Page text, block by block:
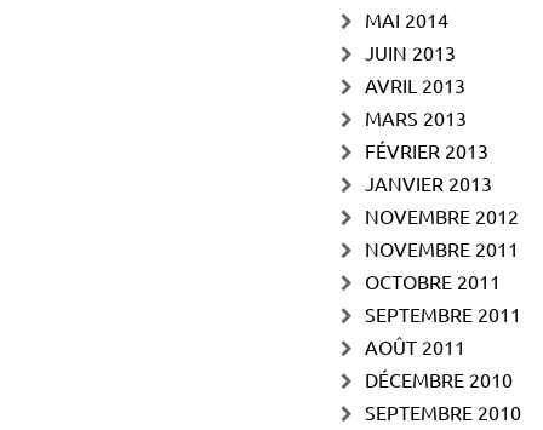
MAI 2014
JUIN 2013
AVRIL 2013
MARS 2013
FÉVRIER 2013
JANVIER 2013
NOVEMBRE 2012
NOVEMBRE 2011
OCTOBRE 2011
SEPTEMBRE 2011
AOÛT 2011
DÉCEMBRE 2010
SEPTEMBRE 2010